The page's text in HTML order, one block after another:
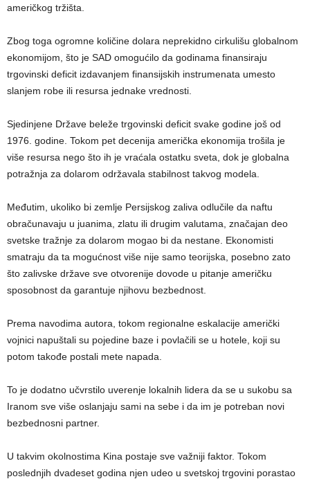
američkog tržišta.
Zbog toga ogromne količine dolara neprekidno cirkulišu globalnom
ekonomijom, što je SAD omogućilo da godinama finansiraju
trgovinski deficit izdavanjem finansijskih instrumenata umesto
slanjem robe ili resursa jednake vrednosti.
Sjedinjene Države beleže trgovinski deficit svake godine još od
1976. godine. Tokom pet decenija američka ekonomija trošila je
više resursa nego što ih je vraćala ostatku sveta, dok je globalna
potražnja za dolarom održavala stabilnost takvog modela.
Međutim, ukoliko bi zemlje Persijskog zaliva odlučile da naftu
obračunavaju u juanima, zlatu ili drugim valutama, značajan deo
svetske tražnje za dolarom mogao bi da nestane. Ekonomisti
smatraju da ta mogućnost više nije samo teorijska, posebno zato
što zalivske države sve otvorenije dovode u pitanje američku
sposobnost da garantuje njihovu bezbednost.
Prema navodima autora, tokom regionalne eskalacije američki
vojnici napuštali su pojedine baze i povlačili se u hotele, koji su
potom takođe postali mete napada.
To je dodatno učvrstilo uverenje lokalnih lidera da se u sukobu sa
Iranom sve više oslanjaju sami na sebe i da im je potreban novi
bezbednosni partner.
U takvim okolnostima Kina postaje sve važniji faktor. Tokom
poslednjih dvadeset godina njen udeo u svetskoj trgovini porastao